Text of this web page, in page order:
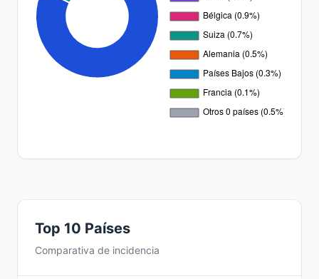
Top 10 Países
Comparativa de incidencia